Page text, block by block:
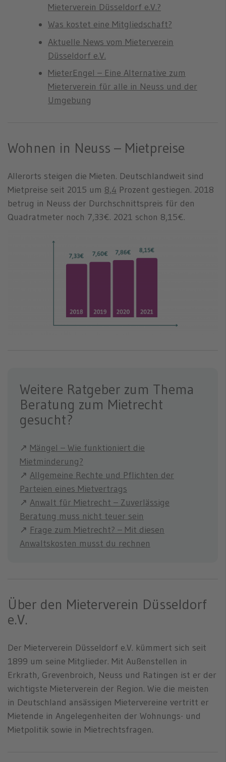
Mieterverein Düsseldorf e.V.?
Was kostet eine Mitgliedschaft?
Aktuelle News vom Mieterverein
Düsseldorf e.V.
MieterEngel – Eine Alternative zum
Mieterverein für alle in Neuss und der
Umgebung
Wohnen in Neuss – Mietpreise
Allerorts steigen die Mieten. Deutschlandweit sind
Mietpreise seit 2015 um 8,4 Prozent gestiegen. 2018
betrug in Neuss der Durchschnittspreis für den
Quadratmeter noch 7,33€. 2021 schon 8,15€.
Weitere Ratgeber zum Thema
Beratung zum Mietrecht
gesucht?
↗ Mängel – Wie funktioniert die
Mietminderung?
↗ Allgemeine Rechte und Pflichten der
Parteien eines Mietvertrags
↗ Anwalt für Mietrecht – Zuverlässige
Beratung muss nicht teuer sein
↗ Frage zum Mietrecht? – Mit diesen
Anwaltskosten musst du rechnen
Über den Mieterverein Düsseldorf
e.V.
Der Mieterverein Düsseldorf e.V. kümmert sich seit
1899 um seine Mitglieder. Mit Außenstellen in
Erkrath, Grevenbroich, Neuss und Ratingen ist er der
wichtigste Mieterverein der Region. Wie die meisten
in Deutschland ansässigen Mietervereine vertritt er
Mietende in Angelegenheiten der Wohnungs- und
Mietpolitik sowie in Mietrechtsfragen.